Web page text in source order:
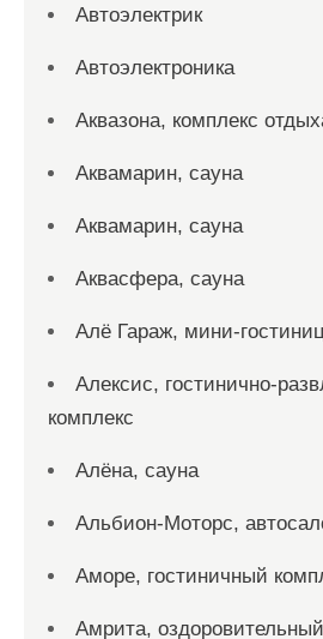
Автоэлектрик
Автоэлектроника
Аквазона, комплекс
Аквамарин, сауна
Аквамарин, сауна
Аквасфера, сауна
Алё Гараж, мини-
Алексис, гостинично-
комплекс
Алёна, сауна
Альбион-Моторс,
Аморе, гостиничный
Амрита,